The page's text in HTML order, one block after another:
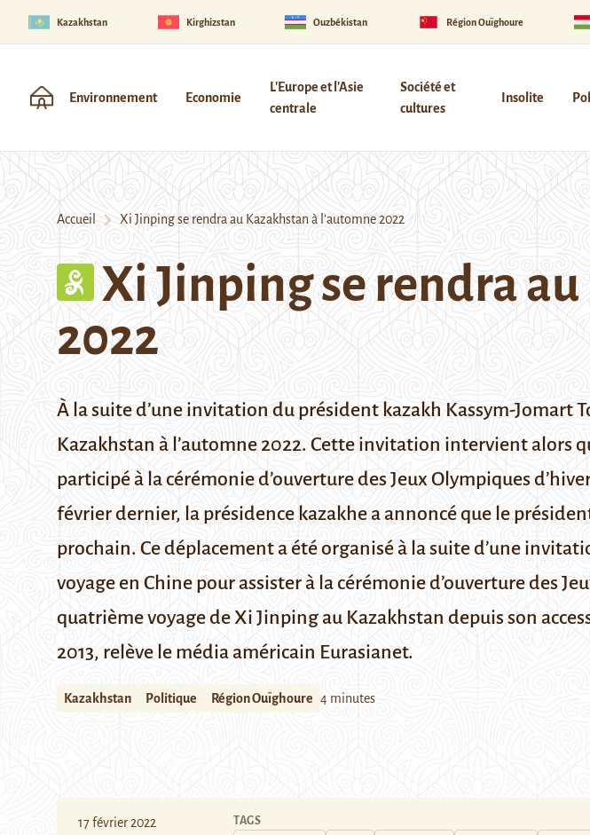
Kazakhstan Kirghizstan Ouzbékistan Région Ouïghoure
Environnement Economie
L'Europe et l'Asie
centrale
Société et
cultures
Insolite
Accueil Xi Jinping se rendra au Kazakhstan à l’automne 2022
Xi Jinping se rendra
2022
À la suite d’une invitation du président kazakh Kassym-Jomart
Kazakhstan à l’automne 2022. Cette invitation intervient alors
participé à la cérémonie d’ouverture des Jeux Olympiques
février dernier, la présidence kazakhe a annoncé que le
prochain. Ce déplacement a été organisé à la suite d’une
voyage en Chine pour assister à la cérémonie d’ouverture des
quatrième voyage de Xi Jinping au Kazakhstan depuis son
2013, relève le média américain Eurasianet.
Kazakhstan Politique Région Ouïghoure 4 minutes
17 février 2022 TAGS